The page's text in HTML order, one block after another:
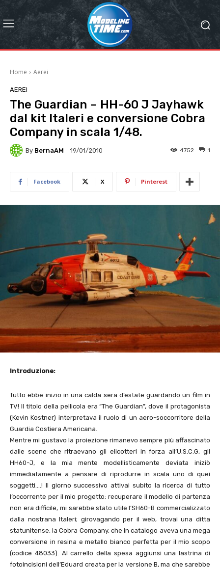
Home Aerei
AEREI
The Guardian – HH-60 J Jayhawk
dal kit Italeri e conversione Cobra
Company in scala 1/48.
By BernaAM 19/01/2010 1
4752
Facebook X Pinterest
Introduzione:
Tutto ebbe inizio in una calda sera d’estate guardando un film in
TV! Il titolo della pellicola era “The Guardian”, dove il protagonista
(Kevin Kostner) interpretava il ruolo di un aero-soccorritore della
Guardia Costiera Americana.
Mentre mi gustavo la proiezione rimanevo sempre più affascinato
dalle scene che ritraevano gli elicotteri in forza all’U.S.C.G, gli
HH60-J, e la mia mente modellisticamente deviata iniziò
immediatamente a pensare di riprodurre in scala uno di quei
soggetti….! Il giorno successivo attivai subito la ricerca di tutto
l’occorrente per il mio progetto: recuperare il modello di partenza
non era difficile, mi sarebbe stato utile l’SH60-B commercializzato
dalla nostrana Italeri; girovagando per il web, trovai una ditta
statunitense, la Cobra Company, che in catalogo aveva una mega
conversione in resina e metallo bianco perfetta per il mio scopo
(codice 48033). Al carrello della spesa aggiunsi una lastrina di
fotoincisioni dell’Eduard creata per la versione B, ma che sarebbe